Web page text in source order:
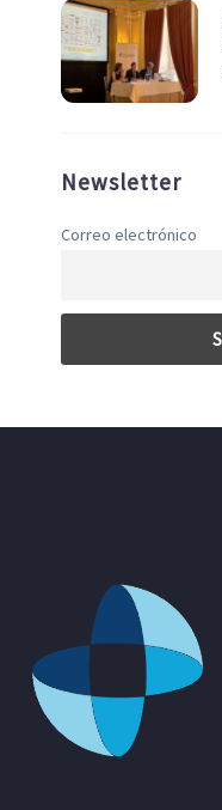
Newsletter
Correo electrónico